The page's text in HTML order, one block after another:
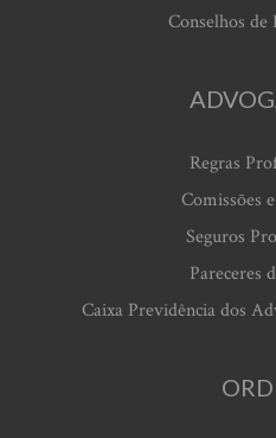
Conselhos de
Regras
Comissões
Seguros
Pareceres
Caixa Previdência dos